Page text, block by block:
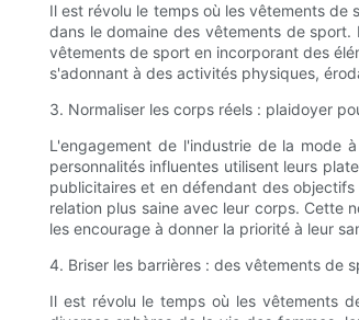
Il est révolu le temps où les vêtements de
dans le domaine des vêtements de
vêtements de sport en incorporant des
s'adonnant à des activités physiques,
3. Normaliser les corps réels : plaidoyer
L'engagement de l'industrie de la mode
personnalités influentes utilisent leurs
publicitaires et en défendant des
relation plus saine avec leur corps. Cette
les encourage à donner la priorité à leur
4. Briser les barrières : des vêtements de
Il est révolu le temps où les vêtements